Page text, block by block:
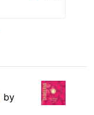
by